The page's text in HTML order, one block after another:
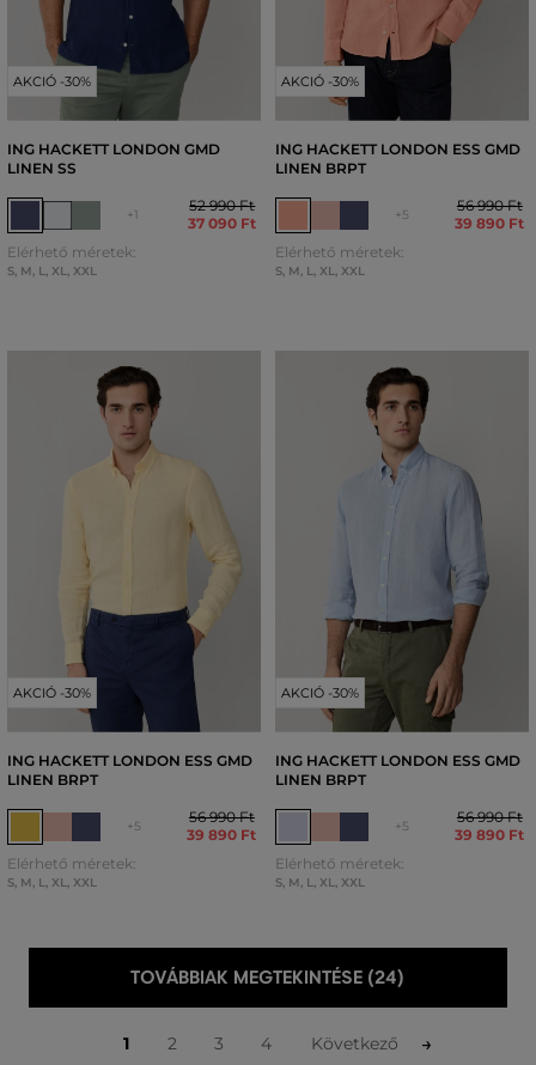
AKCIÓ -30%
ING HACKETT LONDON GMD
LINEN SS
+1
52 990 Ft
37 090 Ft
Elérhető méretek:
S, M, L, XL, XXL
AKCIÓ -30%
ING HACKETT LONDON ESS GMD
LINEN BRPT
+5
56 990 Ft
39 890 Ft
Elérhető méretek:
S, M, L, XL, XXL
AKCIÓ -30%
ING HACKETT LONDON ESS GMD
LINEN BRPT
+5
56 990 Ft
39 890 Ft
Elérhető méretek:
S, M, L, XL, XXL
AKCIÓ -30%
ING HACKETT LONDON ESS GMD
LINEN BRPT
+5
56 990 Ft
39 890 Ft
Elérhető méretek:
S, M, L, XL, XXL
TOVÁBBIAK MEGTEKINTÉSE (24)
1 2 3 4 Következő